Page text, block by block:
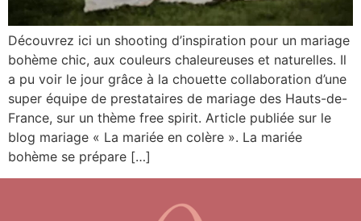
Découvrez ici un shooting d’inspiration pour un mariage
bohème chic, aux couleurs chaleureuses et naturelles. Il
a pu voir le jour grâce à la chouette collaboration d’une
super équipe de prestataires de mariage des Hauts-de-
France, sur un thème free spirit. Article publiée sur le
blog mariage « La mariée en colère ». La mariée
bohème se prépare […]